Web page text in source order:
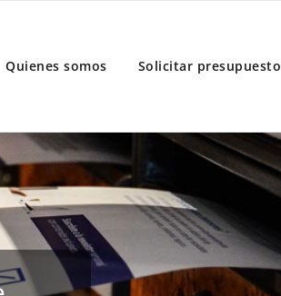
Quienes somos Solicitar presupuesto